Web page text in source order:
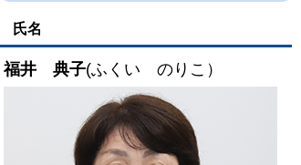
氏名
福井 典子(ふくい のりこ）